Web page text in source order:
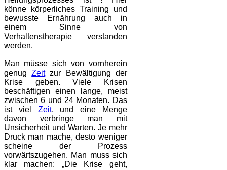
könne körperliches Training und
bewusste Ernährung auch in
einem Sinne von
Verhaltenstherapie verstanden
werden.
Man müsse sich von vornherein
genugZeitzur Bewältigung der
Krise geben. Viele Krisen
beschäftigen einen lange, meist
zwischen 6 und 24 Monaten. Das
ist viel Zeit, und eine Menge
davon verbringe man mit
Unsicherheit und Warten. Je mehr
Druck man mache, desto weniger
scheine der Prozess
vorwärtszugehen. Man muss sich
klar machen: „Die Krise geht,